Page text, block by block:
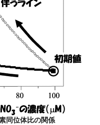
同位体比の関係